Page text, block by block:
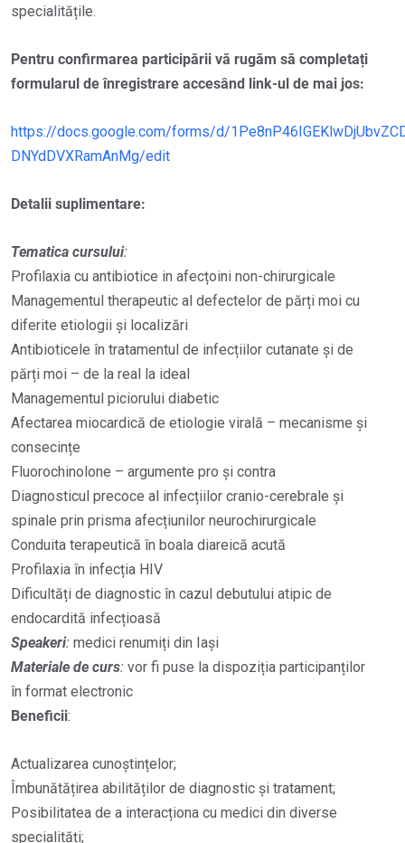
specialitățile.
Pentru confirmarea participării vă rugăm să completați
formularul de înregistrare accesând link-ul de mai jos:
https://docs.google.com/forms/d/
DNYdDVXRamAnMg/edit
Detalii suplimentare:
Tematica cursului:
Profilaxia cu antibiotice in afecțoini non-chirurgicale
Managementul therapeutic al defectelor de părți moi cu
diferite etiologii și localizări
Antibioticele în tratamentul de infecțiilor cutanate și de
părți moi – de la real la ideal
Managementul piciorului diabetic
Afectarea miocardică de etiologie virală – mecanisme și
consecințe
Fluorochinolone – argumente pro și contra
Diagnosticul precoce al infecțiilor cranio-cerebrale și
spinale prin prisma afecțiunilor neurochirurgicale
Conduita terapeutică în boala diareică acută
Profilaxia în infecția HIV
Dificultăți de diagnostic în cazul debutului atipic de
endocardită infecțioasă
Speakeri: medici renumiți din Iași
Materiale de curs: vor fi puse la dispoziția participanților
în format electronic
Beneficii:
Actualizarea cunoștințelor;
Îmbunătățirea abilităților de diagnostic și tratament;
Posibilitatea de a interacționa cu medici din diverse
specialități;